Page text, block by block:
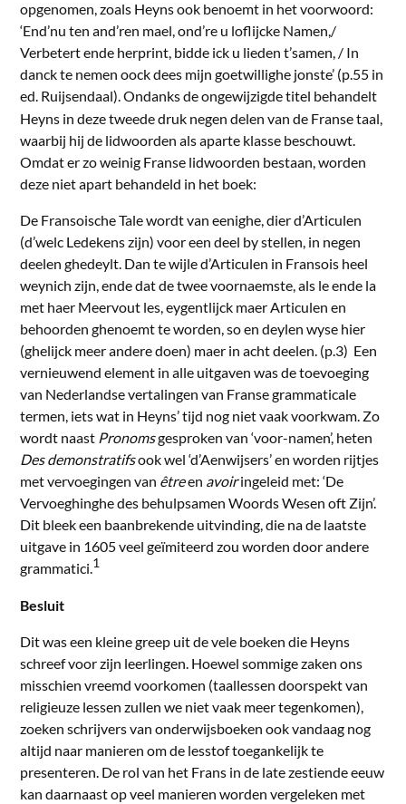
opgenomen, zoals Heyns ook benoemt in het voorwoord:
‘End’nu ten and’ren mael, ond’re u loflijcke Namen,/
Verbetert ende herprint, bidde ick u lieden t’samen, / In
danck te nemen oock dees mijn goetwillighe jonste’ (p.55 in
ed. Ruijsendaal).Ondanks de ongewijzigde titel behandelt
Heyns in deze tweede druk negen delen van de Franse taal,
waarbij hij de lidwoorden als aparte klasse beschouwt.
Omdat er zo weinig Franse lidwoorden bestaan, worden
deze niet apart behandeld in het boek:
De Fransoische Tale wordt van eenighe, dier d’Articulen
(d’welc Ledekens zijn) voor een deel by stellen, in negen
deelen ghedeylt. Dan te wijle d’Articulen in Fransois heel
weynich zijn, ende dat de twee voornaemste, als le ende la
met haer Meervout les, eygentlijck maer Articulen en
behoorden ghenoemt te worden, so en deylen wyse hier
(ghelijck meer andere doen) maer in acht deelen. (p.3) Een
vernieuwend element in alle uitgaven was de toevoeging
van Nederlandse vertalingen van Franse grammaticale
termen, iets wat in Heyns’ tijd nog niet vaak voorkwam. Zo
wordt naast Pronomsgesproken van ‘voor-namen’, heten
Des demonstratifsook wel ‘d’Aenwijsers’ en worden rijtjes
met vervoegingen van êtreen avoiringeleid met: ‘De
Vervoeghinghe des behulpsamen Woords Wesen oft Zijn’.
Dit bleek een baanbrekende uitvinding, die na de laatste
uitgave in 1605 veel geïmiteerd zou worden door andere
grammatici.1
Besluit
Dit was een kleine greep uit de vele boeken die Heyns
schreef voor zijn leerlingen. Hoewel sommige zaken ons
misschien vreemd voorkomen (taallessen doorspekt van
religieuze lessen zullen we niet vaak meer tegenkomen),
zoeken schrijvers van onderwijsboeken ook vandaag nog
altijd naar manieren om de lesstof toegankelijk te
presenteren. De rol van het Frans in de late zestiende eeuw
kan daarnaast op veel manieren worden vergeleken met